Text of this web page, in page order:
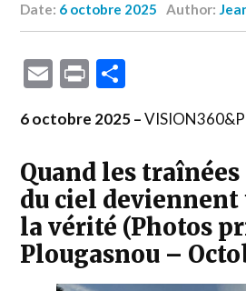
Date: 6 octobre 2025 Author:
Email
Print
6 octobre 2025 –
Quand les
du ciel deviennent
la vérité (Photos
Plougasnou –